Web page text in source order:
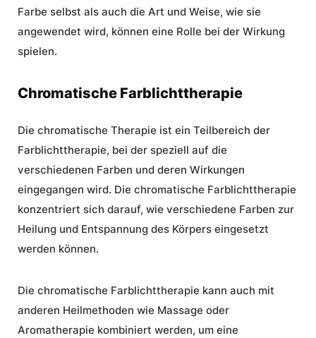
Farbe selbst als auch die Art und Weise, wie sie
angewendet wird, können eine Rolle bei der Wirkung
spielen.
Chromatische Farblichttherapie
Die chromatische Therapie ist ein Teilbereich der
Farblichttherapie, bei der speziell auf die
verschiedenen Farben und deren Wirkungen
eingegangen wird. Die chromatische Farblichttherapie
konzentriert sich darauf, wie verschiedene Farben zur
Heilung und Entspannung des Körpers eingesetzt
werden können.
Die chromatische Farblichttherapie kann auch mit
anderen Heilmethoden wie Massage oder
Aromatherapie kombiniert werden, um eine